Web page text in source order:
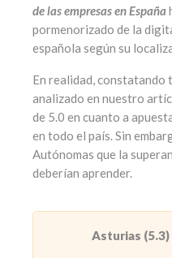
de las empresas en España
pormenorizado de la
española según su
En realidad, constatando
analizado en nuestro
de 5.0 en cuanto a
en todo el país. Sin
Autónomas que la
deberían aprender.
Asturias (5.3)